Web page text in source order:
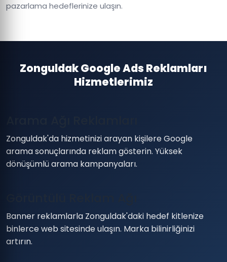
pazarlama hedeflerinize ulaşın.
Zonguldak Google Ads Reklamları
Hizmetlerimiz
Zonguldak'da hizmetinizi arayan kişilere Google
arama sonuçlarında reklam gösterin. Yüksek
dönüşümlü arama kampanyaları.
Banner reklamlarla Zonguldak'daki hedef kitlenize
binlerce web sitesinde ulaşın. Marka bilinirliğinizi
artırın.